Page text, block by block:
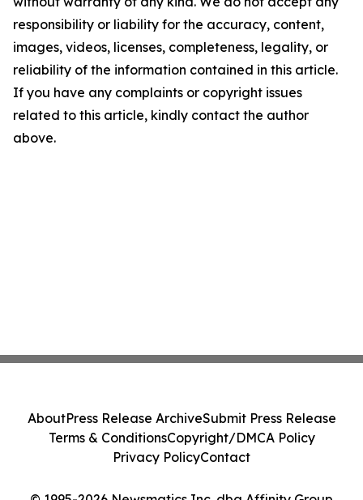
responsibility or liability for the accuracy, content,
images, videos, licenses, completeness, legality, or
reliability of the information contained in this article.
If you have any complaints or copyright issues
related to this article, kindly contact the author
above.
AboutPress Release ArchiveSubmit Press Release
Terms & ConditionsCopyright/DMCA Policy
Privacy PolicyContact